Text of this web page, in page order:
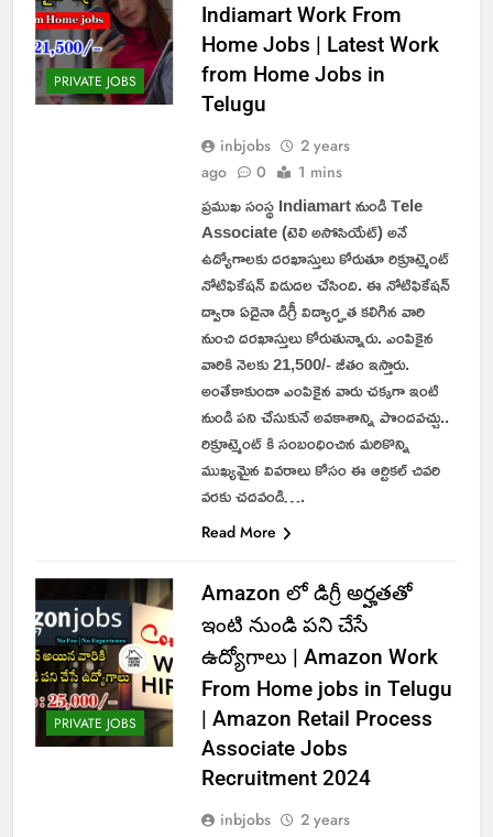
PRIVATE JOBS
Indiamart Work From
Home Jobs | Latest Work
from Home Jobs in
Telugu
inbjobs
2 years
ago
0 1 mins
ప్రముఖ సంస్థ Indiamart నుండి Tele
Associate (టెలి అసోసియేట్) అనే
ఉద్యోగాలకు దరఖాస్తులు కోరుతూ రిక్రూట్మెంట్
నోటిఫికేషన్ విడుదల చేసింది. ఈ నోటిఫికేషన్
ద్వారా ఏదైనా డిగ్రీ విద్యార్హత కలిగిన వారి
నుంచి దరఖాస్తులు కోరుతున్నారు. ఎంపికైన
వారికి నెలకు 21,500/- జీతం ఇస్తారు.
అంతేకాకుండా ఎంపికైన వారు చక్కగా ఇంటి
నుండి పని చేసుకునే అవకాశాన్ని పొందవచ్చు..
రిక్రూట్మెంట్ కి సంబంధించిన మరికొన్ని
ముఖ్యమైన వివరాలు కోసం ఈ ఆర్టికల్ చివరి
వరకు చదవండి….
Read More
PRIVATE JOBS
Amazon లో డిగ్రీ అర్హతతో
ఇంటి నుండి పని చేసే
ఉద్యోగాలు | Amazon Work
From Home jobs in Telugu
| Amazon Retail Process
Associate Jobs
Recruitment 2024
inbjobs
2 years